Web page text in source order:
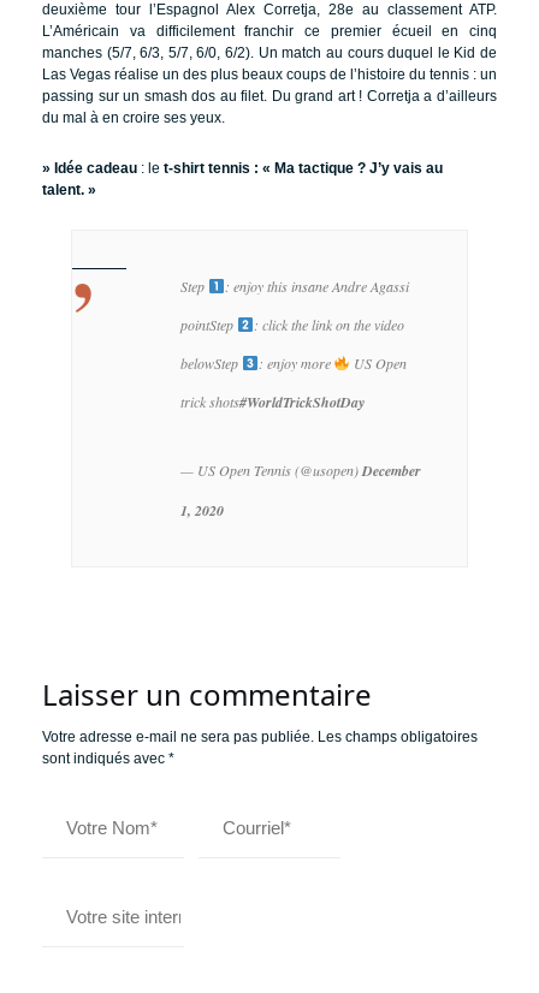
deuxième tour l’Espagnol Alex Corretja, 28e au classement ATP.
L’Américain va difficilement franchir ce premier écueil en cinq
manches (5/7, 6/3, 5/7, 6/0, 6/2). Un match au cours duquel le Kid de
Las Vegas réalise un des plus beaux coups de l’histoire du tennis : un
passing sur un smash dos au filet. Du grand art ! Corretja a d’ailleurs
du mal à en croire ses yeux.
» Idée cadeau : le t-shirt tennis : « Ma tactique ? J’y vais au
talent. »
Step
: enjoy this insane Andre Agassi
pointStep
: click the link on the video
belowStep : enjoy more
US Open
trick shots#WorldTrickShotDay
— US Open Tennis (@usopen)December
1, 2020
Laisser un commentaire
Votre adresse e-mail ne sera pas publiée. Les champs obligatoires
sont indiqués avec *